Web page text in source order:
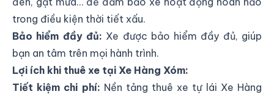
trong điều kiện thời tiết xấu.
Bảo hiểm đầy đủ: Xe được bảo hiểm đầy đủ, giúp
bạn an tâm trên mọi hành trình.
Lợi ích khi thuê xe tại Xe Hàng Xóm:
Tiết kiệm chi phí: Nền tảng thuê xe tự lái Xe Hàng